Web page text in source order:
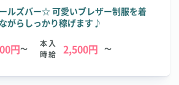
ルズバー☆ 可愛いブレザー制服を着
がらしっかり稼げます♪
円～
本入
時給
2,500円 ～